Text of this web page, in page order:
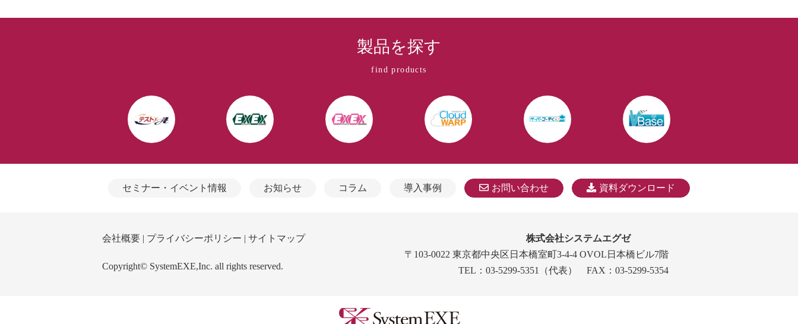
製品を探す
find products
セミナー・イベント情報 お知らせ コラム 導入事例 お問い合わせ 資料ダウンロード
会社概要 | プライバシーポリシー | サイトマップ
Copyright© SystemEXE,Inc. all rights reserved.
株式会社システムエグゼ
〒103-0022 東京都中央区日本橋室町3-4-4 OVOL日本橋ビル7階
TEL：03-5299-5351（代表） FAX：03-5299-5354